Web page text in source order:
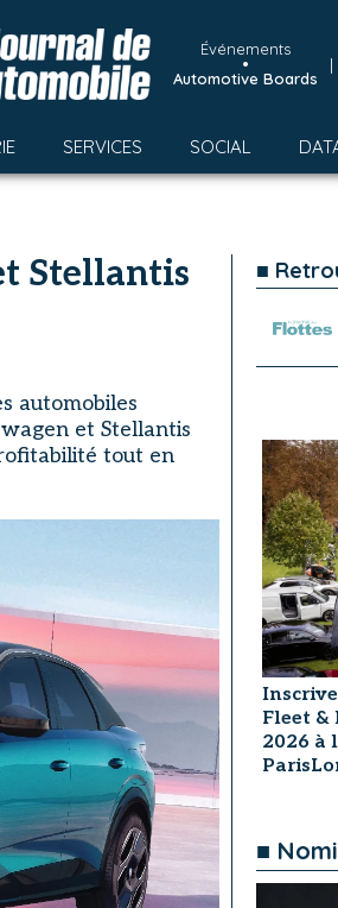
Événements
•
Automotive Boards
|
SERVICES SOCIAL
Stellantis
automobiles
et Stellantis
tout en
■
Fleet &
2026 à
■